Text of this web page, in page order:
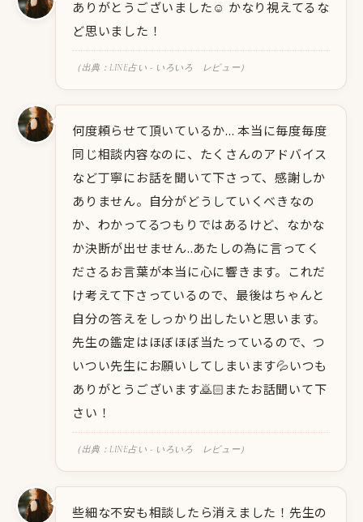
ありがとうございました☺️ かなり視えてるな
ど思いました！
（出典：LINE占い - いろいろ レビュー）
何度頼らせて頂いているか... 本当に毎度毎度
同じ相談内容なのに、たくさんのアドバイス
など丁寧にお話を聞いて下さって、感謝しか
ありません。自分がどうしていくべきなの
か、わかってるつもりではあるけど、なかな
か決断が出せません..あたしの為に言ってく
ださるお言葉が本当に心に響きます。これだ
け考えて下さっているので、最後はちゃんと
自分の答えをしっかり出したいと思います。
先生の鑑定はほぼほぼ当たっているので、つ
いつい先生にお願いしてしまいます💦いつも
ありがとうございます🙇🏻またお話聞いて下
さい！
（出典：LINE占い - いろいろ レビュー）
些細な不安も相談したら消えました！先生の